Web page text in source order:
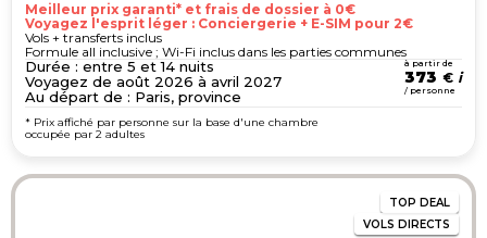
Meilleur prix garanti* et frais de dossier à 0€
Voyagez l'esprit léger : Conciergerie + E-SIM pour 2€
Vols + transferts inclus
Formule all inclusive ; Wi-Fi inclus dans les parties communes
Durée : entre 5 et 14 nuits
Voyagez de août 2026 à avril 2027
Au départ de : Paris, province
à partir de
373 €
/ personne
* Prix affiché par personne sur la base d'une chambre
occupée par 2 adultes
TOP DEAL
VOLS DIRECTS